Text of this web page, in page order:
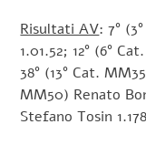
Risultati AV: 7°
1.01.52; 12° (6°
38° (13° Cat.
MM50) Renato
Stefano Tosin